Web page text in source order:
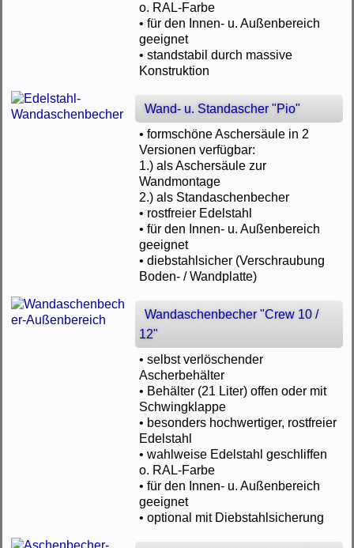
o. RAL-Farbe
• für den Innen- u. Außenbereich
geeignet
• standstabil durch massive
Konstruktion
Wand- u. Standascher "Pio"
• formschöne Aschersäule in 2
Versionen verfügbar:
1.) als Aschersäule zur
Wandmontage
2.) als Standaschenbecher
• rostfreier Edelstahl
• für den Innen- u. Außenbereich
geeignet
• diebstahlsicher (Verschraubung
Boden- / Wandplatte)
Wandaschenbecher "Crew 10 /
12"
• selbst verlöschender
Ascherbehälter
• Behälter (21 Liter) offen oder mit
Schwingklappe
• besonders hochwertiger, rostfreier
Edelstahl
• wahlweise Edelstahl geschliffen
o. RAL-Farbe
• für den Innen- u. Außenbereich
geeignet
• optional mit Diebstahlsicherung